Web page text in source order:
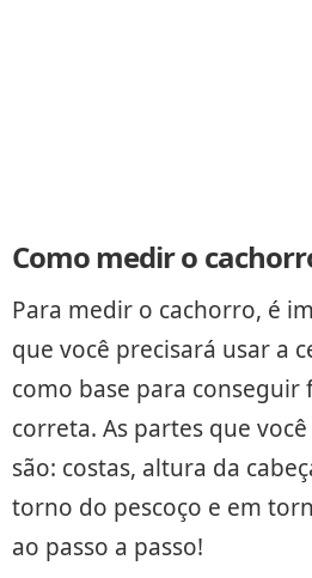
Como medir o
Para medir o cachorro, é
que você precisará usar a
como base para conseguir
correta. As partes que
são: costas, altura da
torno do pescoço e em
ao passo a passo!